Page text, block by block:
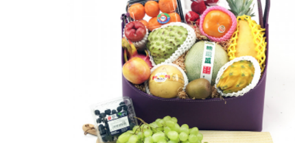
Nestiee Popcornholics